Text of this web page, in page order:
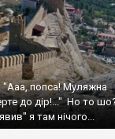
"Ааа, попса! Муляжна
до дір!..." Но то
я там нічого...